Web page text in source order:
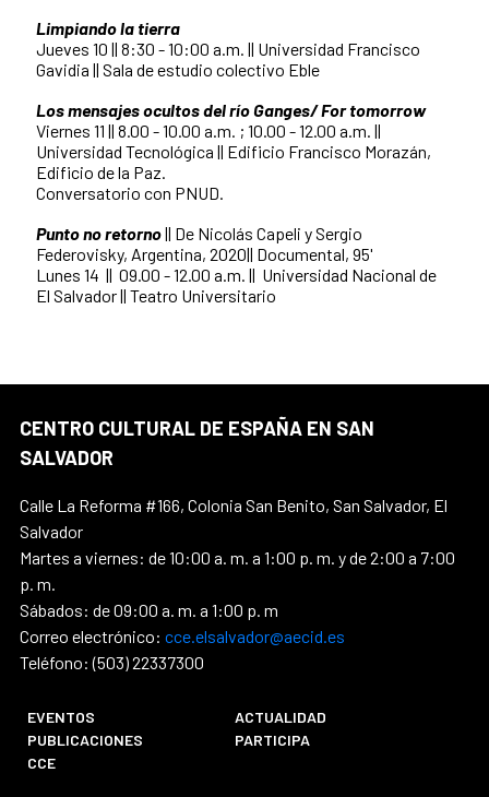
Limpiando la tierra
Jueves 10 || 8:30 - 10:00 a.m. || Universidad Francisco
Gavidia || Sala de estudio colectivo Eble
Los mensajes ocultos del río Ganges/ For tomorrow
Viernes 11 || 8.00 - 10.00 a.m. ; 10.00 - 12.00 a.m. ||
Universidad Tecnológica || Edificio Francisco Morazán,
Edificio de la Paz.
Conversatorio con PNUD.
Punto no retorno|| De Nicolás Capeli y Sergio
Federovisky, Argentina, 2020|| Documental, 95'
Lunes 14 || 09.00 - 12.00 a.m. || Universidad Nacional de
El Salvador || Teatro Universitario
CENTRO CULTURAL DE ESPAÑA EN SAN
SALVADOR
Calle La Reforma #166, Colonia San Benito, San Salvador, El
Salvador
Martes a viernes: de 10:00 a. m. a 1:00 p. m. y de 2:00 a 7:00
p. m.
Sábados: de 09:00 a. m. a 1:00 p. m
Correo electrónico: cce.elsalvador@aecid.es
Teléfono: (503) 22337300
EVENTOS
ACTUALIDAD
PUBLICACIONES
PARTICIPA
CCE